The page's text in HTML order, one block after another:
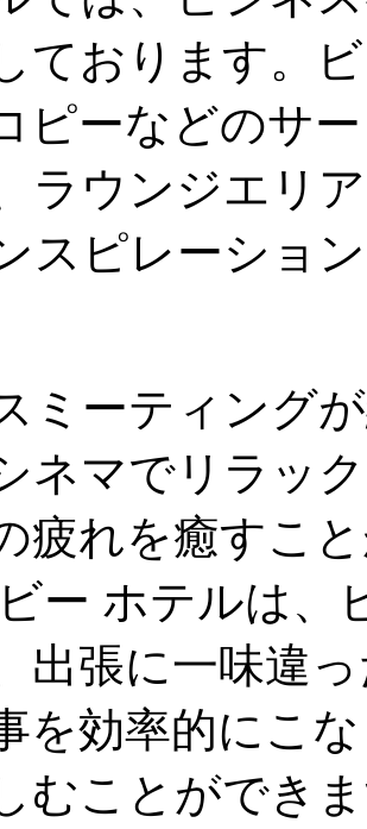
ております。
ピーなどのサ
ラウンジエリ
スピレーショ
ミーティング
ネマでリラッ
疲れを癒すこ
ー ホテルは、
出張に一味違
を効率的にこ
むことができ